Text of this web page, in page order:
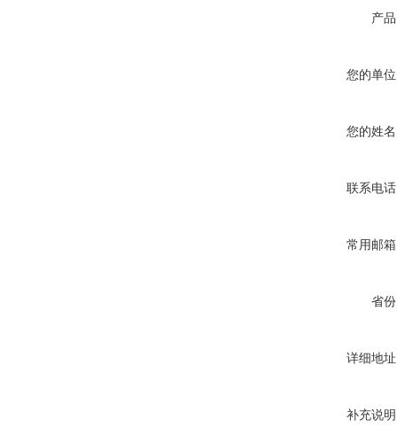
产
您的单
您的姓
联系电
常用邮
省
详细地
补充说